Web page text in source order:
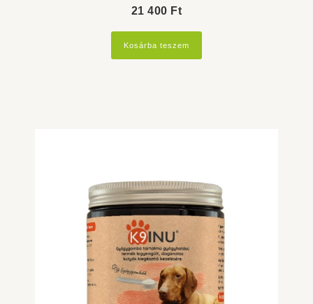
21 400 Ft
Kosárba teszem